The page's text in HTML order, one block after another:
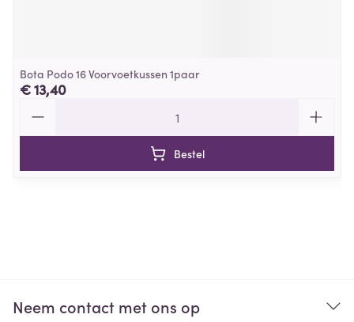
Bota Podo 16 Voorvoetkussen 1paar
€ 13,40
Bestel
Neem contact met ons op